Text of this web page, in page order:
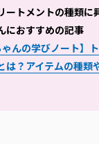
ートメントの種類に
におすすめの記事
ゃんの学びノート】
は？アイテムの種類